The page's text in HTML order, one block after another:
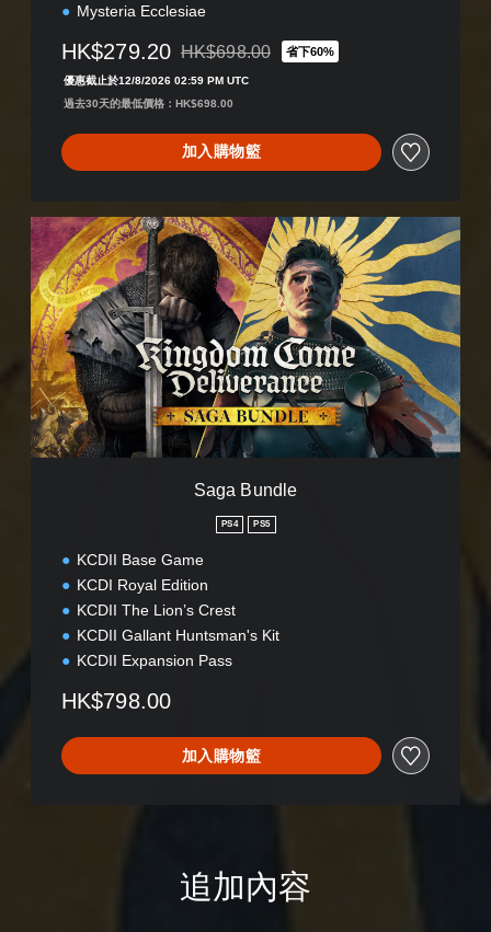
Mysteria Ecclesiae
HK$279.20 折扣前原價為HK$698.00
HK$698.00 省下60%
優惠截止於12/8/2026 02:59 PM UTC
過去30天的最低價格：HK$698.00
加入購物籃
S
a
g
a
B
u
n
d
l
e
Saga Bundle
PS4 PS5
KCDII Base Game
KCDI Royal Edition
KCDII The Lion’s Crest
KCDII Gallant Huntsman's Kit
KCDII Expansion Pass
HK$798.00
加入購物籃
追加內容